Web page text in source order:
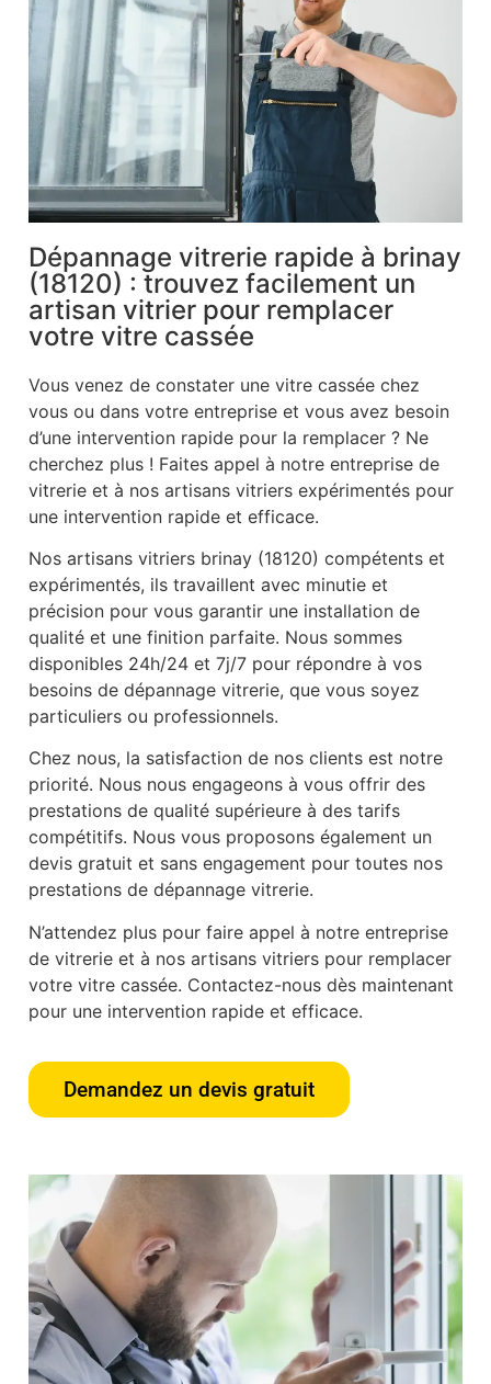
Dépannage vitrerie rapide à brinay
(18120) : trouvez facilement un
artisan vitrier pour remplacer
votre vitre cassée
Vous venez de constater une vitre cassée chez
vous ou dans votre entreprise et vous avez besoin
d’une intervention rapide pour la remplacer ? Ne
cherchez plus ! Faites appel à notre entreprise de
vitrerie et à nos artisans vitriers expérimentés pour
une intervention rapide et efficace.
Nos artisans vitriers brinay (18120) compétents et
expérimentés, ils travaillent avec minutie et
précision pour vous garantir une installation de
qualité et une finition parfaite. Nous sommes
disponibles 24h/24 et 7j/7 pour répondre à vos
besoins de dépannage vitrerie, que vous soyez
particuliers ou professionnels.
Chez nous, la satisfaction de nos clients est notre
priorité. Nous nous engageons à vous offrir des
prestations de qualité supérieure à des tarifs
compétitifs. Nous vous proposons également un
devis gratuit et sans engagement pour toutes nos
prestations de dépannage vitrerie.
N’attendez plus pour faire appel à notre entreprise
de vitrerie et à nos artisans vitriers pour remplacer
votre vitre cassée. Contactez-nous dès maintenant
pour une intervention rapide et efficace.
Demandez un devis gratuit